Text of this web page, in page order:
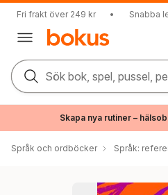
Fri frakt över 249 kr • Snabba
Sök bok, spel, pussel,
Skapa nya rutiner –
Språk och ordböcker Språk: